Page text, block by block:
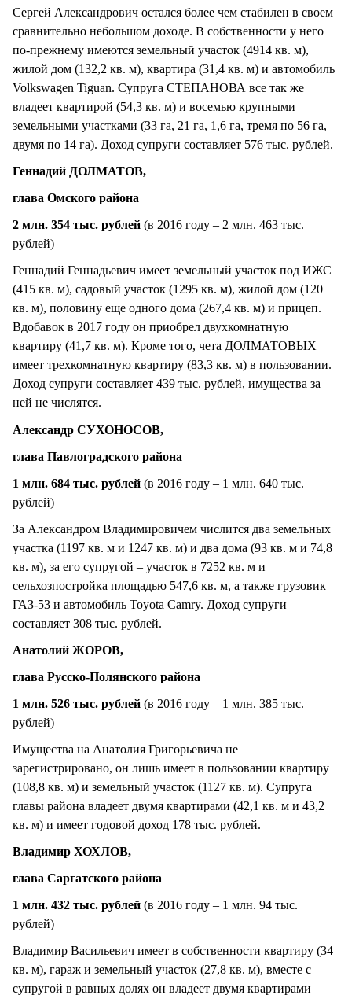
Сергей Александрович остался более чем стабилен в своем
сравнительно небольшом доходе. В собственности у него
по-прежнему имеются земельный участок (4914 кв. м),
жилой дом (132,2 кв. м), квартира (31,4 кв. м) и автомобиль
Volkswagen Tiguan. Супруга СТЕПАНОВА все так же
владеет квартирой (54,3 кв. м) и восемью крупными
земельными участками (33 га, 21 га, 1,6 га, тремя по 56 га,
двумя по 14 га). Доход супруги составляет 576 тыс. рублей.
Геннадий ДОЛМАТОВ,
глава Омского района
2 млн. 354 тыс. рублей (в 2016 году – 2 млн. 463 тыс.
рублей)
Геннадий Геннадьевич имеет земельный участок под ИЖС
(415 кв. м), садовый участок (1295 кв. м), жилой дом (120
кв. м), половину еще одного дома (267,4 кв. м) и прицеп.
Вдобавок в 2017 году он приобрел двухкомнатную
квартиру (41,7 кв. м). Кроме того, чета ДОЛМАТОВЫХ
имеет трехкомнатную квартиру (83,3 кв. м) в пользовании.
Доход супруги составляет 439 тыс. рублей, имущества за
ней не числятся.
Александр СУХОНОСОВ,
глава Павлоградского района
1 млн. 684 тыс. рублей (в 2016 году – 1 млн. 640 тыс.
рублей)
За Александром Владимировичем числится два земельных
участка (1197 кв. м и 1247 кв. м) и два дома (93 кв. м и 74,8
кв. м), за его супругой – участок в 7252 кв. м и
сельхозпостройка площадью 547,6 кв. м, а также грузовик
ГАЗ-53 и автомобиль Toyota Camry. Доход супруги
составляет 308 тыс. рублей.
Анатолий ЖОРОВ,
глава Русско-Полянского района
1 млн. 526 тыс. рублей (в 2016 году – 1 млн. 385 тыс.
рублей)
Имущества на Анатолия Григорьевича не
зарегистрировано, он лишь имеет в пользовании квартиру
(108,8 кв. м) и земельный участок (1127 кв. м). Супруга
главы района владеет двумя квартирами (42,1 кв. м и 43,2
кв. м) и имеет годовой доход 178 тыс. рублей.
Владимир ХОХЛОВ,
глава Саргатского района
1 млн. 432 тыс. рублей (в 2016 году – 1 млн. 94 тыс.
рублей)
Владимир Васильевич имеет в собственности квартиру (34
кв. м), гараж и земельный участок (27,8 кв. м), вместе с
супругой в равных долях он владеет двумя квартирами